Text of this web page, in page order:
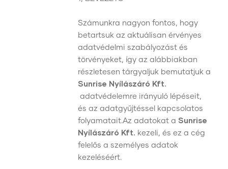
Számunkra nagyon fontos, hogy
betartsuk az aktuálisan érvényes
adatvédelmi szabályozást és
törvényeket, így az alábbiakban
részletesen tárgyaljuk bemutatjuk a
Sunrise Nyílászáró Kft.
adatvédelemre irányuló lépéseit,
és az adatgyűjtéssel kapcsolatos
folyamatait.Az adatokat a Sunrise
Nyílászáró Kft. kezeli, és ez a cég
felelős a személyes adatok
kezeléséért.